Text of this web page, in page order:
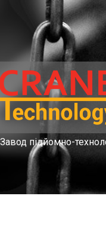
Завод підйомно-